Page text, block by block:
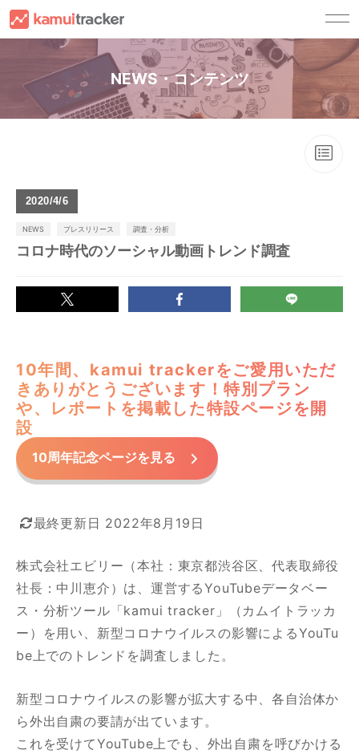
NEWS・コンテンツ
2020 4/6
NEWS プレスリリース 調査・分析
コロナ時代のソーシャル動画トレンド調査
10年間、kamui trackerをご愛用いただ
きありがとうございます！特別プラン
や、レポートを掲載した特設ページを開
設
10周年記念ページを見る
最終更新日 2022年8月19日
株式会社エビリー（本社：東京都渋谷区、代表取締役
社長：中川恵介）は、運営するYouTubeデータベー
ス・分析ツール「kamui tracker」（カムイトラッカ
ー）を用い、新型コロナウイルスの影響によるYouTu
be上でのトレンドを調査しました。
新型コロナウイルスの影響が拡大する中、各自治体か
ら外出自粛の要請が出ています。
これを受けてYouTube上でも、外出自粛を呼びかける
カテゴリー
NEWS
セミナー
ノウハウ
制作実績
掲載情報
サービス一覧
kamui trackerとは
キャスティングサービス
顧客別ソリューション
YouTuberの方へ
導入事例
ご利用ガイド
FAQ
セミナー
NEWS
お問い合わせ
法人の方
法人の方(試用版お申し込み)
ログイン